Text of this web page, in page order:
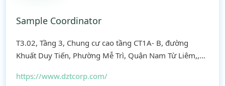
Sample Coordinator
T3.02, Tầng 3, Chung cư cao tầng CT1A- B, đường
Khuất Duy Tiến, Phường Mễ Trì, Quận Nam Từ Liêm,,
https://www.dztcorp.com/